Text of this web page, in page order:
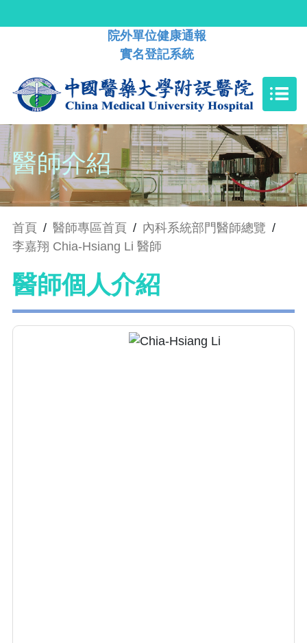
院外單位健康通報
實名登記系統
醫師介紹
首頁 / 醫師專區首頁 / 內科系統部門醫師總覽 /
李嘉翔 Chia-Hsiang Li 醫師
醫師個人介紹